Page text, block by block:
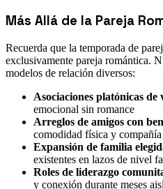
Más Allá de la Pareja
Recuerda que la temporada de
exclusivamente pareja romántica.
modelos de relación diversos:
Asociaciones platónicas de
emocional sin romance
Arreglos de amigos con
comodidad física y compañía
Expansión de familia
existentes en lazos de nivel
Roles de liderazgo
y conexión durante meses